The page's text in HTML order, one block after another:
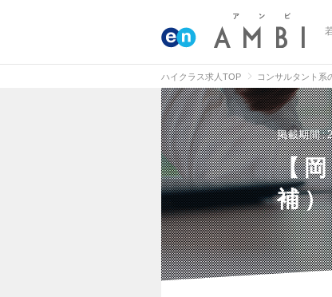
ハイクラス求人TOP コンサルタント系
掲載期間
【
補）